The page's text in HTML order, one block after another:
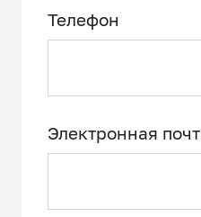
Телефон
Электронная